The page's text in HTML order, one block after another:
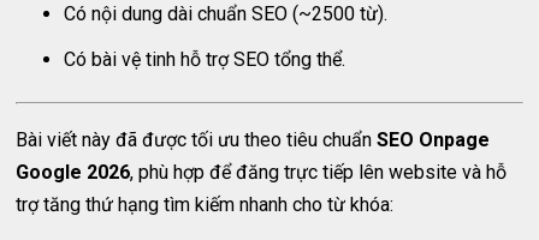
Có nội dung dài chuẩn SEO (~2500 từ).
Có bài vệ tinh hỗ trợ SEO tổng thể.
Bài viết này đã được tối ưu theo tiêu chuẩnSEO Onpage
Google 2026, phù hợp để đăng trực tiếp lên website và hỗ
trợ tăng thứ hạng tìm kiếm nhanh cho từ khóa: